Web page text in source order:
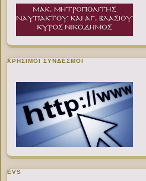
ΧΡΉΣΙΜΟΙ ΣΎΝΔΕΣΜΟΙ
EVS